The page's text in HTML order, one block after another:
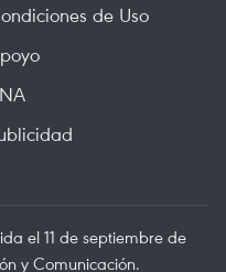
de Uso
el 11 de septiembre de
y Comunicación.